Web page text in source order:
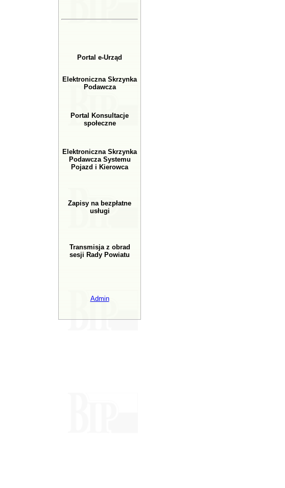
Portal e-Urząd
Elektroniczna Skrzynka
Podawcza
Portal Konsultacje
społeczne
Elektroniczna Skrzynka
Podawcza Systemu
Pojazd i Kierowca
Zapisy na bezpłatne
usługi
Transmisja z obrad
sesji Rady Powiatu
Admin